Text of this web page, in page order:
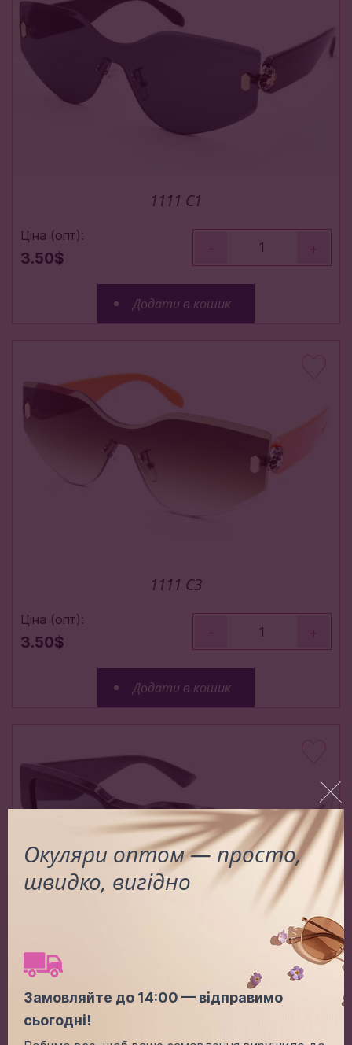
1111 C1
Ціна (опт):
3.50$
- +
Додати в кошик
1111 C3
Ціна (опт):
3.50$
- +
Додати в кошик
Ціна (опт):
2.70$
Окуляри оптом — просто,
швидко, вигідно
Замовляйте до 14:00 — відправимо
сьогодні!